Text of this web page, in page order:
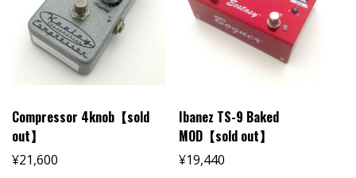
Compressor 4knob【sold
out】
¥21,600
Ibanez TS-9 Baked
MOD【sold out】
¥19,440